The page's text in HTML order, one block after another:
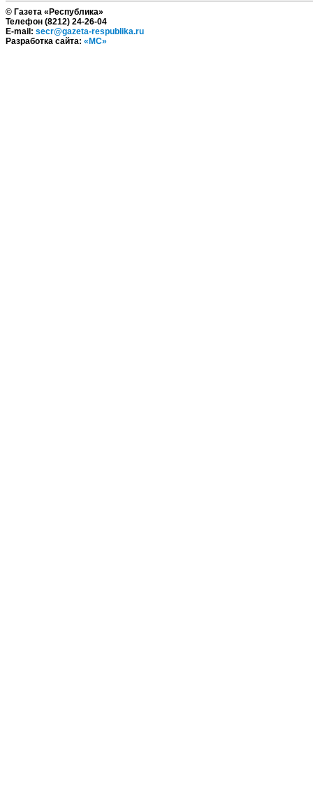
© Газета «Республика»
Телефон (8212) 24-26-04
E-mail: secr@gazeta-respublika.ru
Разработка сайта: «МС»